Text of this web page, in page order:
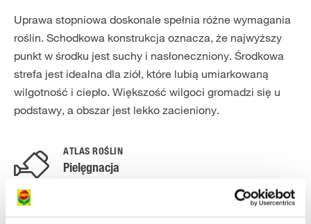
Uprawa stopniowa doskonale spełnia różne wymagania
roślin. Schodkowa konstrukcja oznacza, że najwyższy
punkt w środku jest suchy i nasłoneczniony. Środkowa
strefa jest idealna dla ziół, które lubią umiarkowaną
wilgotność i ciepło. Większość wilgoci gromadzi się u
podstawy, a obszar jest lekko zacieniony.
ATLAS ROŚLIN
Pielęgnacja
Podlewanie: